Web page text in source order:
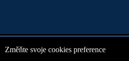
Změňte svoje cookies preference